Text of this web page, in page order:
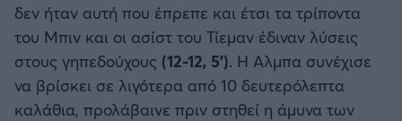
δεν ήταν αυτή που έπρεπε και έτσι τα τρίποντα
του Μπιν και οι ασίστ του Τίεμαν έδιναν λύσεις
στους γηπεδούχους (12-12, 5'). Η Αλμπα συνέχισε
να βρίσκει σε λιγότερα από 10 δευτερόλεπτα
καλάθια, προλάβαινε πριν στηθεί η άμυνα των